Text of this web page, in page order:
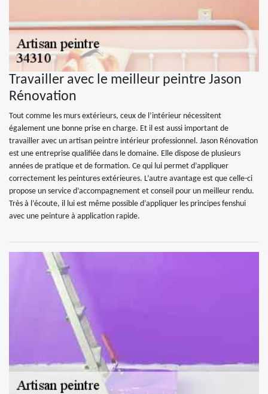
Travailler avec le meilleur peintre Jason
Rénovation
Tout comme les murs extérieurs, ceux de l’intérieur nécessitent
également une bonne prise en charge. Et il est aussi important de
travailler avec un artisan peintre intérieur professionnel. Jason Rénovation
est une entreprise qualifiée dans le domaine. Elle dispose de plusieurs
années de pratique et de formation. Ce qui lui permet d’appliquer
correctement les peintures extérieures. L’autre avantage est que celle-ci
propose un service d’accompagnement et conseil pour un meilleur rendu.
Très à l’écoute, il lui est même possible d’appliquer les principes fenshui
avec une peinture à application rapide.